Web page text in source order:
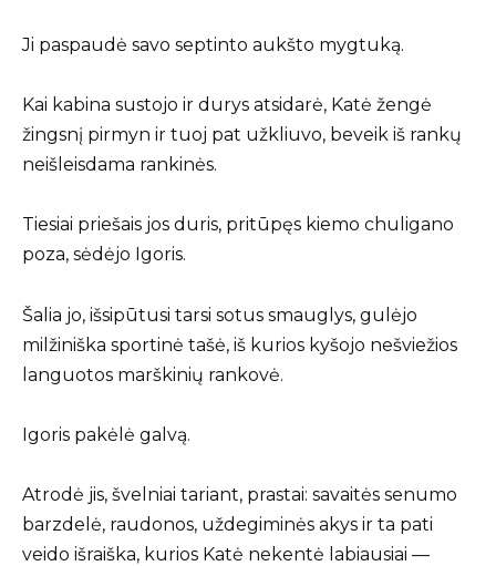
Ji paspaudė savo septinto aukšto mygtuką.
Kai kabina sustojo ir durys atsidarė, Katė žengė
žingsnį pirmyn ir tuoj pat užkliuvo, beveik iš rankų
neišleisdama rankinės.
Tiesiai priešais jos duris, pritūpęs kiemo chuligano
poza, sėdėjo Igoris.
Šalia jo, išsipūtusi tarsi sotus smauglys, gulėjo
milžiniška sportinė tašė, iš kurios kyšojo nešviežios
languotos marškinių rankovė.
Igoris pakėlė galvą.
Atrodė jis, švelniai tariant, prastai: savaitės senumo
barzdelė, raudonos, uždegiminės akys ir ta pati
veido išraiška, kurios Katė nekentė labiausiai —